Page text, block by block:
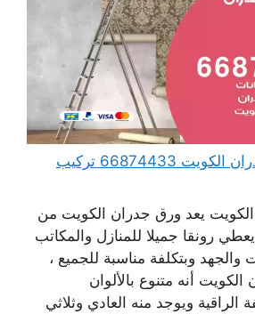
فني تركيب ورق جدران الكويت 66874433 تركيب
يعد ورق جدران الكويت من
رونقا جميلا للمنازل والمكاتب
والجهد وبتكلفة مناسبة للجميع ،
أنه متنوع بالألوان
الراقية ويوجد منه العادي وثلاثي